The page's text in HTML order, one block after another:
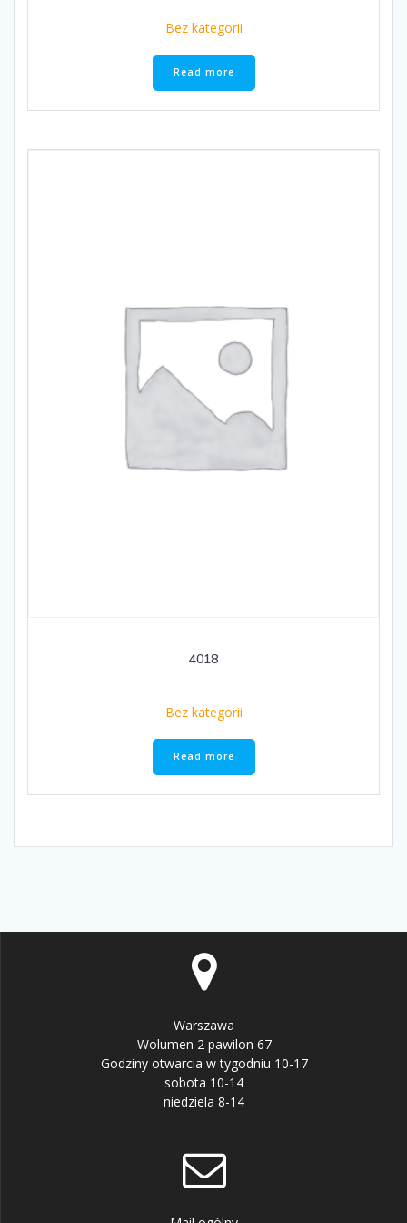
Bez kategorii
Read more
4018
Bez kategorii
Read more
Warszawa
Wolumen 2 pawilon 67
Godziny otwarcia w tygodniu 10-17
sobota 10-14
niedziela 8-14